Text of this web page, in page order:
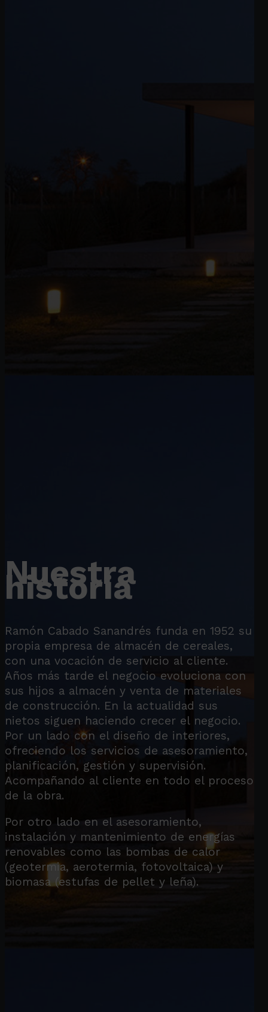
Nuestra
historia
Ramón Cabado Sanandrés funda en 1952 su
propia empresa de almacén de cereales,
con una vocación de servicio al cliente.
Años más tarde el negocio evoluciona con
sus hijos a almacén y venta de materiales
de construcción. En la actualidad sus
nietos siguen haciendo crecer el negocio.
Por un lado con el diseño de interiores,
ofreciendo los servicios de asesoramiento,
planificación, gestión y supervisión.
Acompañando al cliente en todo el proceso
de la obra.
Por otro lado en el asesoramiento,
instalación y mantenimiento de energías
renovables como las bombas de calor
(geotermia, aerotermia, fotovoltaica) y
biomasa (estufas de pellet y leña).